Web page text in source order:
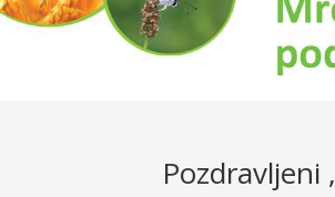
Pozdravljeni ,